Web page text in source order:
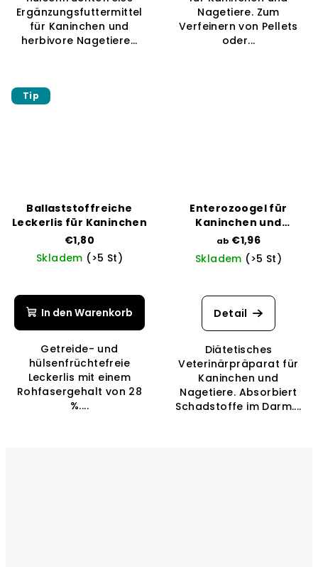
Sternen.
Ergänzungsfuttermittel
für Kaninchen und
herbivore Nagetiere...
Nagetiere. Zum
Verfeinern von Pellets
oder...
Tip
Ballaststoffreiche
Leckerlis für Kaninchen
€1,80
Skladem (>5 St)
durchschnittliche
Produktbewertung
von
5
Sternen.
In den Warenkorb
Getreide- und
hülsenfrüchtefreie
Leckerlis mit einem
Rohfasergehalt von 28
%....
Enterozoogel für
Kaninchen und
Nagetiere
ab €1,96
Skladem (>5 St)
Detail
Diätetisches
Veterinärpräparat für
Kaninchen und
Nagetiere. Absorbiert
Schadstoffe im Darm....